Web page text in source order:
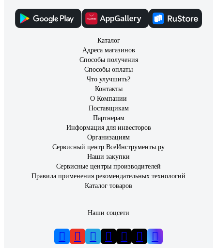
Каталог
Адреса магазинов
Способы получения
Способы оплаты
Что улучшить?
Контакты
О Компании
Поставщикам
Партнерам
Информация для инвесторов
Организациям
Сервисный центр ВсеИнструменты.ру
Наши закупки
Сервисные центры производителей
Правила применения рекомендательных технологий
Каталог товаров
Наши соцсети